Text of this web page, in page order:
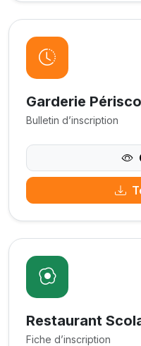
Garderie
Bulletin d’inscription
Restaurant
Fiche d’inscription